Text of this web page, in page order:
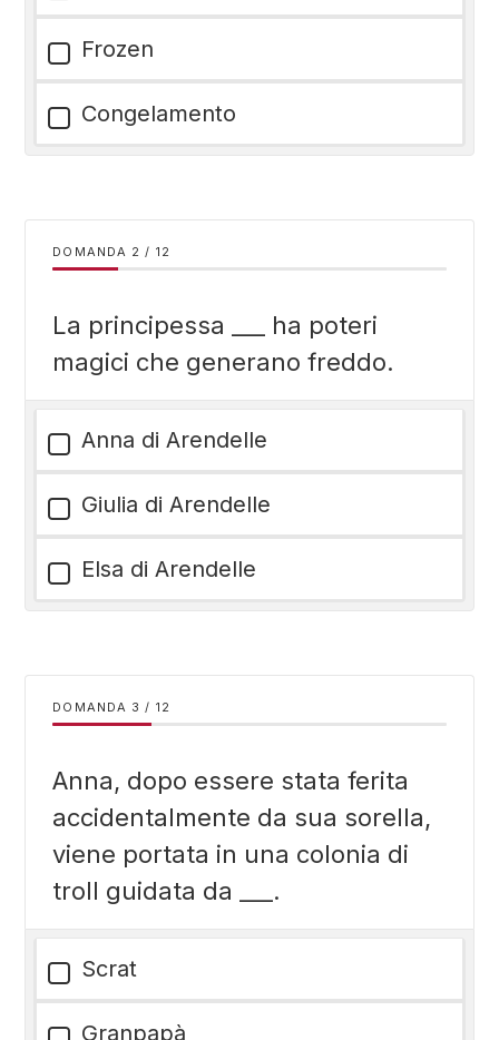
Frozen
Congelamento
DOMANDA / 12
La principessa ___ ha poteri
magici che generano freddo.
Anna di Arendelle
Giulia di Arendelle
Elsa di Arendelle
DOMANDA / 12
Anna, dopo essere stata ferita
accidentalmente da sua sorella,
viene portata in una colonia di
troll guidata da ___.
Scrat
Granpapà